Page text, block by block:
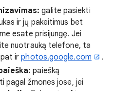
galite pasiekti
ir jų pakeitimus bet
esate prisijungę. Jei
nuotrauką telefone, ta
pat irphotos.google.com
.
paiešką
pagal žmones jose, jei